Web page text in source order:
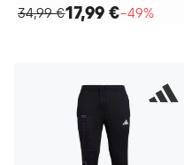
34,99 €17,99 €−49%